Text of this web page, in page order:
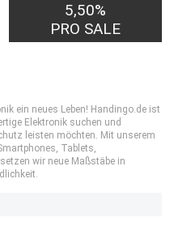
5,50%
PRO SALE
ein neues Leben! Handingo.de ist
Elektronik suchen und
leisten möchten. Mit unserem
Tablets,
wir neue Maßstäbe in